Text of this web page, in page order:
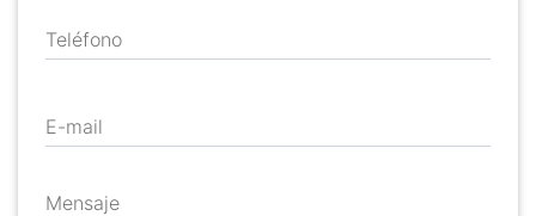
Teléfono
E-mail
Mensaje